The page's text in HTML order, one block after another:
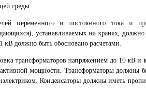
среды.
переменного и постоянного тока и
устанавливаемых на кранах,
должно быть обосновано расчетами.
трансформаторов напряжением до 10 кВ и
мощности. Трансформаторы должны
Конденсаторы должны иметь